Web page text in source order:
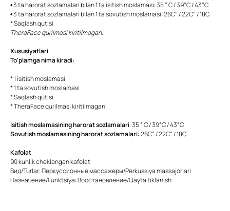
• 3 ta harorat sozlamalari bilan 1 ta isitish moslamasi: 35 ° C / 39°C / 43°C
• 3 ta harorat sozlamalari bilan 1 ta sovutish moslamasi: 26C° / 22C° / 18C
* Saqlash qutisi
TheraFace qurilmasi kiritilmagan.
Xususiyatlari
To'plamga nima kiradi:
* 1 isitish moslamasi
* 1 ta sovutish moslamasi
* Saqlash qutisi
* TheraFace qurilmasi kiritilmagan.
Isitish moslamasining harorat sozlamalari: 35 ° C / 39°C / 43°C
Sovutish moslamasining harorat sozlamalari:26C° / 22C° / 18C
Kafolat
90 kunlik cheklangan kafolat
Вид/Turlar: Перкуссионные массажеры/Perkussiya massajorlari
Назначение/Funktsiya: Восстановление/Qayta tiklanish